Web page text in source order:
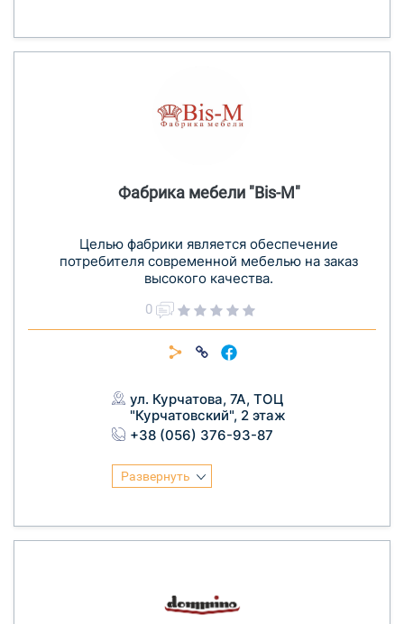
Фабрика мебели "Bis-M"
Целью фабрики является обеспечение
потребителя современной мебелью на заказ
высокого качества.
0
ул. Курчатова, 7А, ТОЦ
"Курчатовский", 2 этаж
+38 (056) 376-93-87
Развернуть